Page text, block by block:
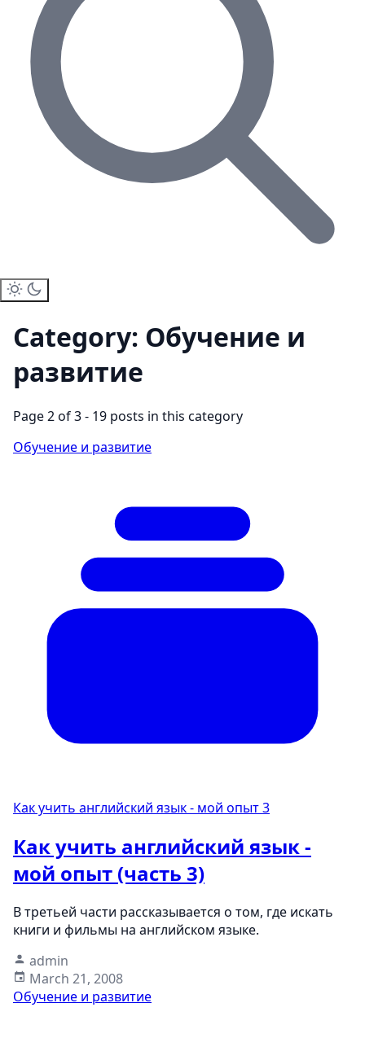
Category: Обучение и
развитие
Page 2 of 3 - 19 posts in this category
Обучение и развитие
Как учить английский язык - мой опыт3
Как учить английский язык -
мой опыт (часть 3)
В третьей части рассказывается о том, где искать
книги и фильмы на английском языке.
admin
March 21, 2008
Обучение и развитие